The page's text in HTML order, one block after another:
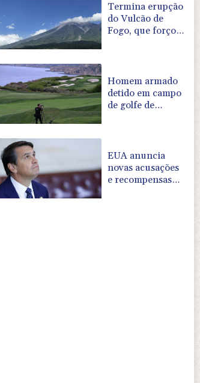
Termina erupção
do Vulcão de
Fogo, que forçou
Homem armado
detido em campo
de golfe de
EUA anuncia
novas acusações
e recompensas